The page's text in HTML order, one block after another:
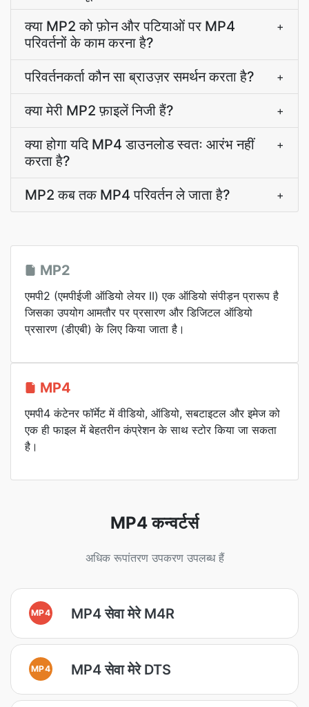
क्या MP2 को फ़ोन और पटियाओं पर MP4
परिवर्तनों के काम करना है?
+
परिवर्तनकर्ता कौन सा ब्राउज़र समर्थन करता है? +
क्या मेरी MP2 फ़ाइलें निजी हैं? +
क्या होगा यदि MP4 डाउनलोड स्वतः आरंभ नहीं
करता है?
+
MP2 कब तक MP4 परिवर्तन ले जाता है? +
MP2
एमपी2 (एमपीईजी ऑडियो लेयर II) एक ऑडियो संपीड़न प्रारूप है
जिसका उपयोग आमतौर पर प्रसारण और डिजिटल ऑडियो
प्रसारण (डीएबी) के लिए किया जाता है।
MP4
एमपी4 कंटेनर फॉर्मेट में वीडियो, ऑडियो, सबटाइटल और इमेज को
एक ही फाइल में बेहतरीन कंप्रेशन के साथ स्टोर किया जा सकता
है।
MP4 कन्वर्टर्स
अधिक रूपांतरण उपकरण उपलब्ध हैं
MP4 MP4 सेवा मेरे M4R
MP4 MP4 सेवा मेरे DTS